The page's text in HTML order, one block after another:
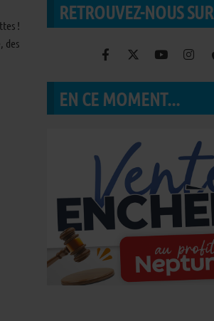
!
des
RETROUVEZ-NOUS SUR
EN CE MOMENT...